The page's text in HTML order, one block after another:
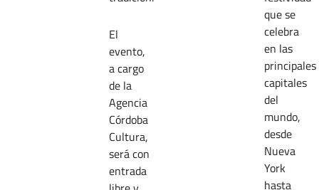
El
evento,
a cargo
de la
Agencia
Córdoba
Cultura,
será con
entrada
que se
celebra
en las
principales
capitales
del
mundo,
desde
Nueva
York
hasta